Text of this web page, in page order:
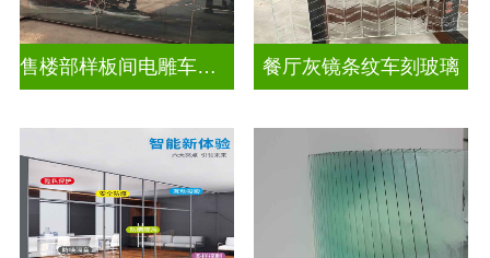
售楼部样板间电雕车刻玻璃 餐厅灰镜条纹车刻玻璃